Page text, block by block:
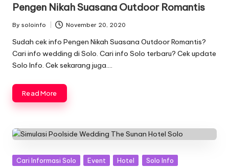
Pengen Nikah Suasana Outdoor Romantis
Posted
by
By soloinfo November 20, 2020
Sudah cek info Pengen Nikah Suasana Outdoor Romantis?
Cari info wedding di Solo. Cari info Solo terbaru? Cek update
Solo Info. Cek sekarang juga….
Read More
Posted
Cari Informasi Solo Event Hotel
Solo Info